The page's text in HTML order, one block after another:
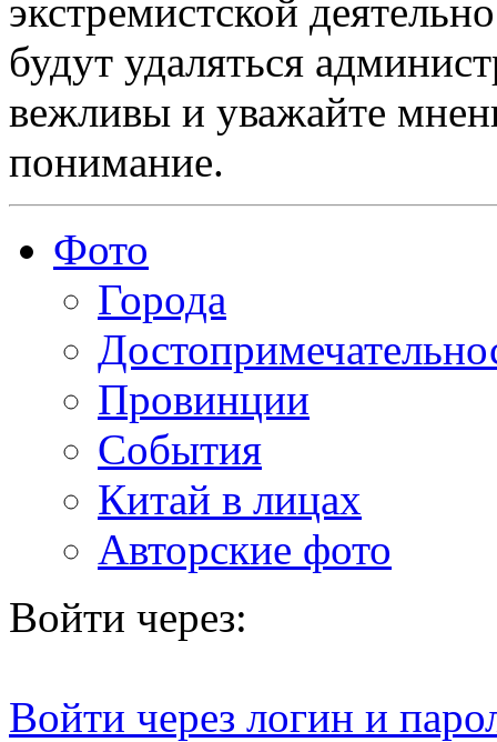
экстремистской
будут удаляться
вежливы и уважайте
понимание.
Фото
Города
Провинции
События
Китай в лицах
Авторские фото
Войти через:
Войти через логин и